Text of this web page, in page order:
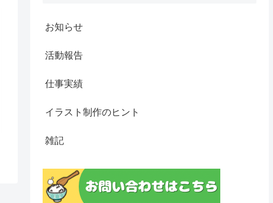
お知らせ
活動報告
仕事実績
イラスト制作のヒント
雑記